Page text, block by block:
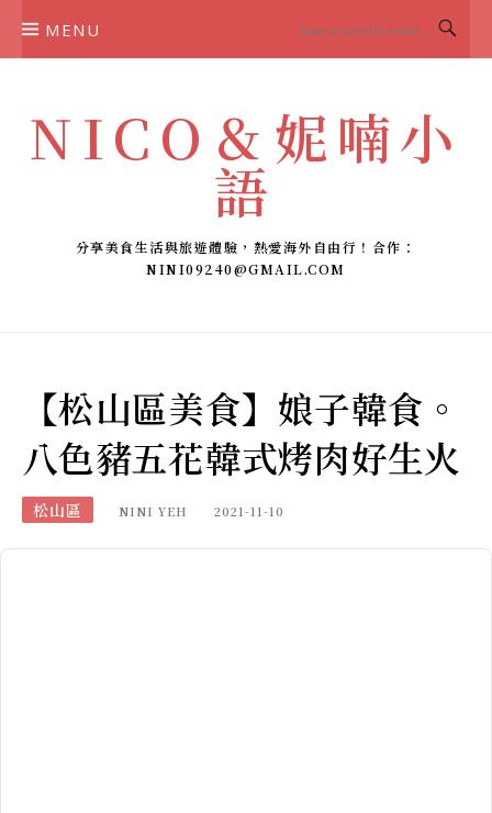
MENU
NICO＆妮喃小
語
分享美食生活與旅遊體驗，熱愛海外自由行！合作：
NINI09240@GMAIL.COM
【松山區美食】娘子韓食。
八色豬五花韓式烤肉好生火
松山區 NINI YEH 2021-11-10